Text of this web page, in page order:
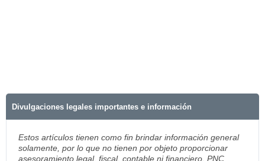
Divulgaciones legales importantes e información
Estos artículos tienen como fin brindar información general
solamente, por lo que no tienen por objeto proporcionar
asesoramiento legal, fiscal, contable ni financiero. PNC